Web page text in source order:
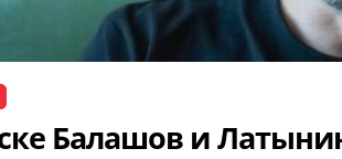
Балашов и